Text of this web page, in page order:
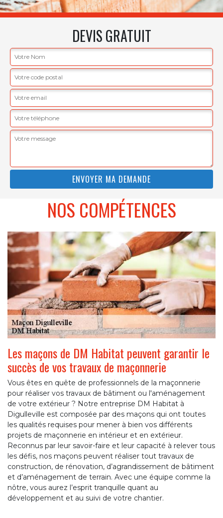
DEVIS GRATUIT
NOS COMPÉTENCES
Les maçons de DM Habitat peuvent garantir le
succès de vos travaux de maçonnerie
Vous êtes en quête de professionnels de la maçonnerie
pour réaliser vos travaux de bâtiment ou l'aménagement
de votre extérieur ? Notre entreprise DM Habitat à
Digulleville est composée par des maçons qui ont toutes
les qualités requises pour mener à bien vos différents
projets de maçonnerie en intérieur et en extérieur.
Reconnus par leur savoir-faire et leur capacité à relever tous
les défis, nos maçons peuvent réaliser tout travaux de
construction, de rénovation, d’agrandissement de bâtiment
et d’aménagement de terrain. Avec une équipe comme la
nôtre, vous aurez l’esprit tranquille quant au
développement et au suivi de votre chantier.